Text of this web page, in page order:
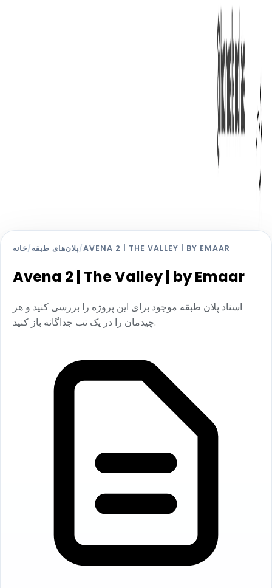
خانه/پلان‌های طبقه/AVENA 2 | THE VALLEY | BY EMAAR
Avena 2 | The Valley | by Emaar
اسناد پلان طبقه موجود برای این پروژه را بررسی کنید و هر
چیدمان را در یک تب جداگانه باز کنید.